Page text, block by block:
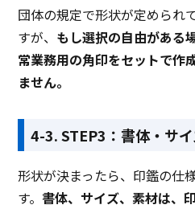
団体の規定で形状が定められ
すが、 もし選択の自由がある
常業務用の角印をセットで作
ません。
4-3. STEP3：書体・サ
形状が決まったら、印鑑の仕
す。書体、サイズ、素材は、